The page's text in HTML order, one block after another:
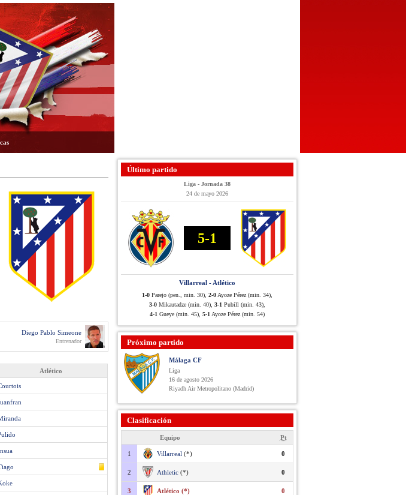
Diego Pablo Simeone
Entrenador
Atlético
Último partido
Liga - Jornada 38
24 de mayo 2026
5-1
Villarreal - Atlético
1-0 Parejo (pen., min. 30), 2-0 Ayoze Pérez (min. 34),
3-0 Mikautadze (min. 40), 3-1 Pubill (min. 43),
4-1 Gueye (min. 45), 5-1 Ayoze Pérez (min. 54)
Próximo partido
Málaga CF
Liga
16 de agosto 2026
Riyadh Air Metropolitano (Madrid)
Clasificación
Equipo Pt
1 Villarreal (*) 0
2 Athletic (*) 0
3 Atlético (*) 0